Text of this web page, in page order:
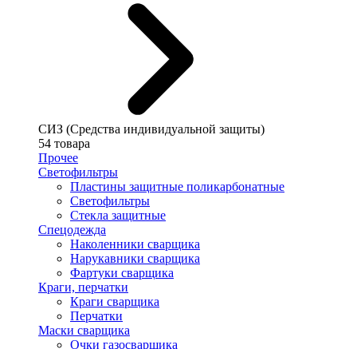
СИЗ (Средства индивидуальной защиты)
54 товара
Прочее
Светофильтры
Пластины защитные поликарбонатные
Светофильтры
Стекла защитные
Спецодежда
Наколенники сварщика
Нарукавники сварщика
Фартуки сварщика
Краги, перчатки
Краги сварщика
Перчатки
Маски сварщика
Очки газосварщика